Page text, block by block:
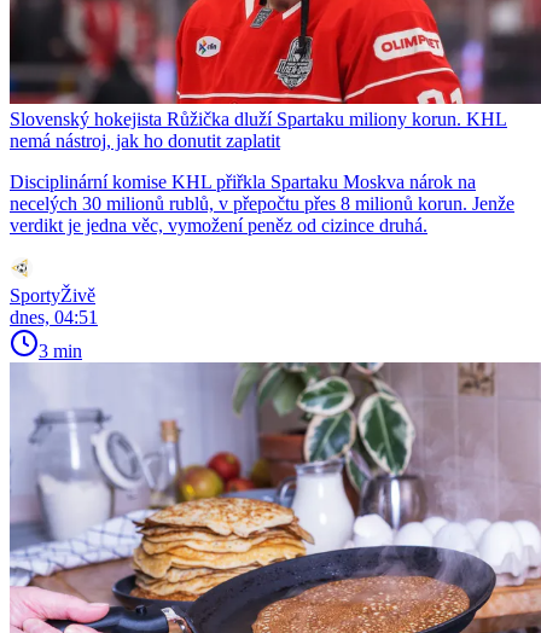
Slovenský hokejista Růžička dluží Spartaku miliony korun. KHL
nemá nástroj, jak ho donutit zaplatit
Disciplinární komise KHL přiřkla Spartaku Moskva nárok na
necelých 30 milionů rublů, v přepočtu přes 8 milionů korun. Jenže
verdikt je jedna věc, vymožení peněz od cizince druhá.
SportyŽivě
dnes, 04:51
3 min